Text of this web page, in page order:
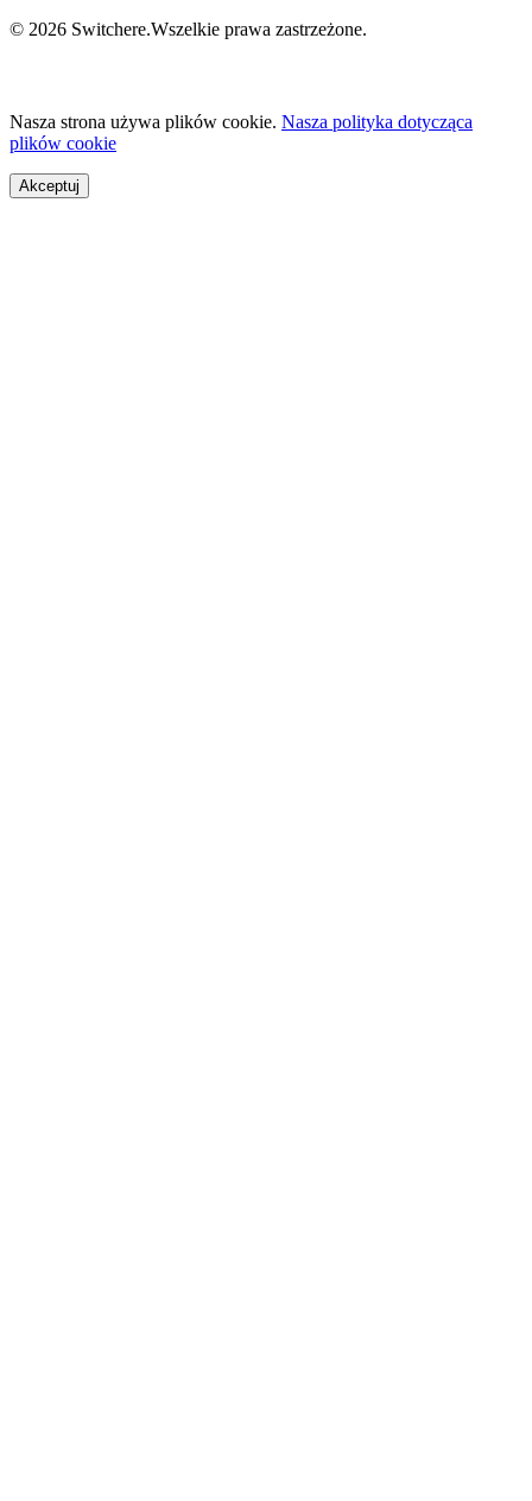
© 2026 Switchere.Wszelkie prawa zastrzeżone.
Nasza strona używa plików cookie. Nasza polityka dotycząca
plików cookie
Akceptuj